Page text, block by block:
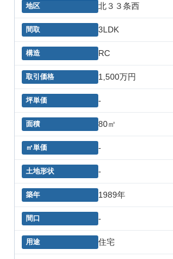
北３３条西
3LDK
RC
1,500万円
-
80㎡
-
-
1989年
-
住宅